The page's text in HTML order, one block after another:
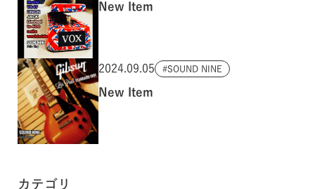
New Item
2024.09.05 SOUND NINE
New Item
カテゴリ